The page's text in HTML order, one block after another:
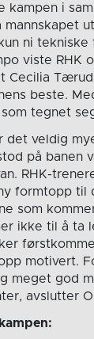
kampen i
ni tekniske
viste RHK
Cecilia
beste.
tegnet
det veldig
på banen
RHK-
formtopp til
som
ikke til å ta
motivert.
meget god
avslutter